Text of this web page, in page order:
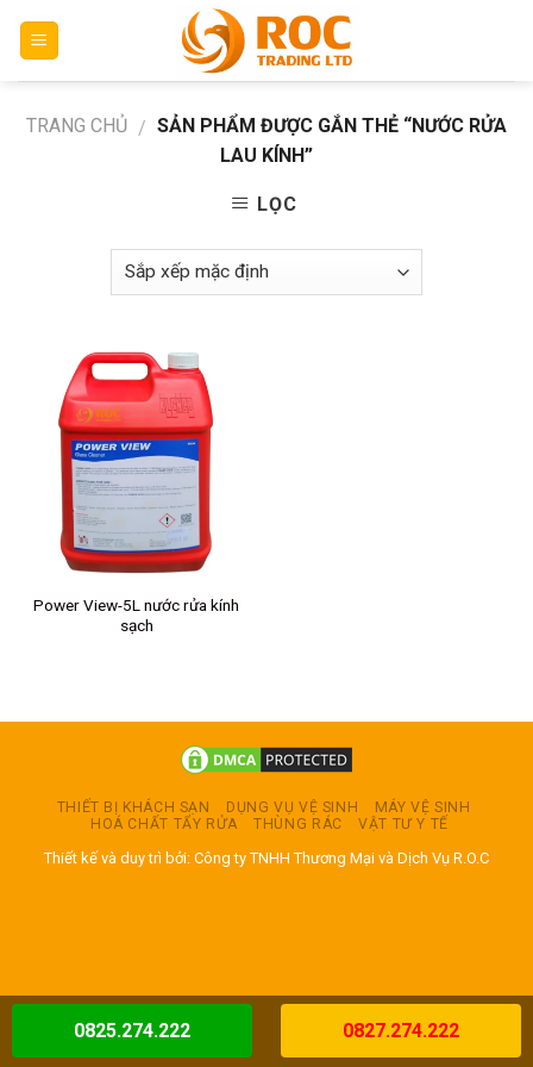
TRANG CHỦ / SẢN PHẨM ĐƯỢC GẮN THẺ “NƯỚC RỬA
LAU KÍNH”
LỌC
Power View-5L nước rửa kính
sạch
THIẾT BỊ KHÁCH SẠN DỤNG VỤ VỆ SINH
MÁY VỆ SINH
HOÁ CHẤT TẨY RỬA
THÙNG RÁC VẬT TƯ Y TẾ
Thiết kế và duy trì bởi: Công ty TNHH Thương Mại và Dịch Vụ R.O.C
0825.274.222 0827.274.222